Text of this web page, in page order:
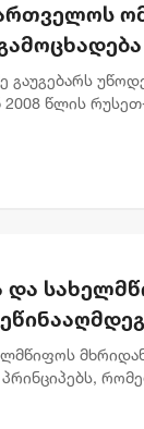
გაუგებარს
წლის
და